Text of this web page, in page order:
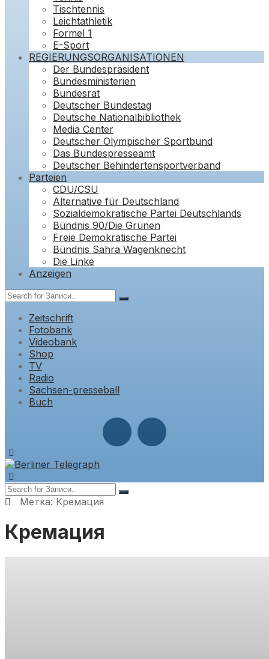
Tischtennis
Leichtathletik
Formel 1
E-Sport
REGIERUNGSORGANISATIONEN
Der Bundespräsident
Bundesministerien
Bundesrat
Deutscher Bundestag
Deutsche Nationalbibliothek
Media Center
Deutscher Olympischer Sportbund
Das Bundespresseamt
Deutscher Behindertensportverband
Parteien
CDU/CSU
Alternative für Deutschland
Sozialdemokratische Partei Deutschlands
Bündnis 90/Die Grünen
Freie Demokratische Partei
Bündnis Sahra Wagenknecht
Die Linke
Anzeigen
Zeitschrift
Fotobank
Videobank
Shop
TV
Radio
Sachsen-presseball
Buch
Метка: Кремация
Кремация